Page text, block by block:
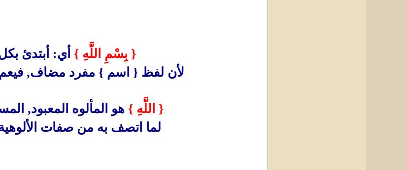
{ بِسْمِ اللَّهِ } أي: أبتدئ
لأن لفظ { اسم } مفرد مضاف,
{ اللَّهِ } هو المألوه المعبود,
لما اتصف به من صفات